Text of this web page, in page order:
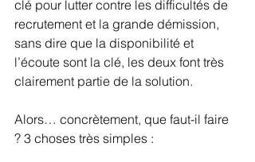
clé pour lutter contre les difficultés de
recrutement et la grande démission,
sans dire que la disponibilité et
l’écoute sont la clé, les deux font très
clairement partie de la solution.
Alors… concrètement, que faut-il faire
? 3 choses très simples :